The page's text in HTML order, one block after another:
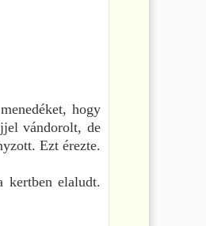
hogy
vándorolt, de
Ezt érezte.
kertben elaludt.